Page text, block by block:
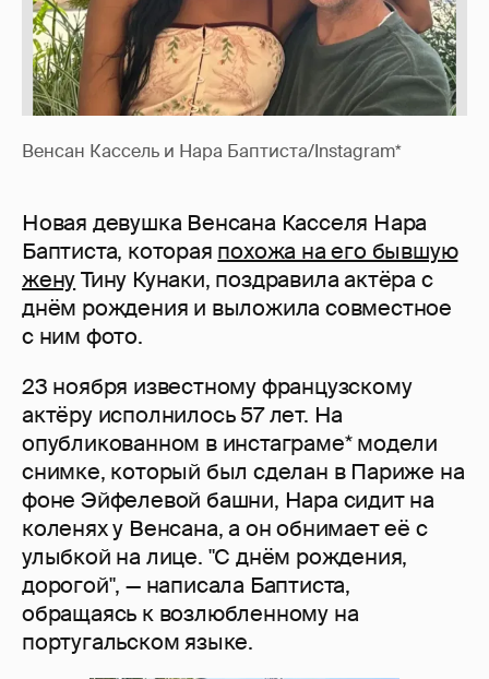
Венсан Кассель и Нара Баптиста/Instagram*
Новая девушка Венсана Касселя Нара
Баптиста, которая похожа на его бывшую
женуТину Кунаки, поздравила актёра с
днём рождения и выложила совместное
с ним фото.
23 ноября известному французскому
актёру исполнилось 57 лет. На
опубликованном в инстаграме* модели
снимке, который был сделан в Париже на
фоне Эйфелевой башни, Нара сидит на
коленях у Венсана, а он обнимает её с
улыбкой на лице. "С днём рождения,
дорогой", — написала Баптиста,
обращаясь к возлюбленному на
португальском языке.